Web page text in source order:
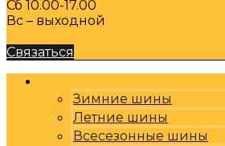
Сб 10.00-17.00
Вс – выходной
Связаться
Зимние шины
Летние шины
Всесезонные шины